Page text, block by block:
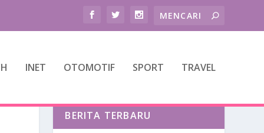
INET OTOMOTIF SPORT TRAVEL
BERITA TERBARU